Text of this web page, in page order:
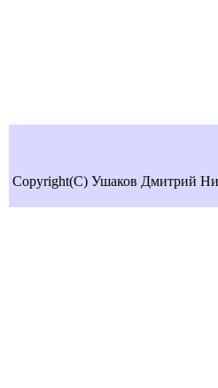
Copyright(C) Ушаков Дмитрий